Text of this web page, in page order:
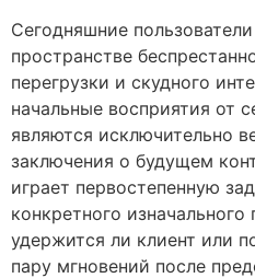
Сегодняшние
пространстве
перегрузки и скудного
начальные восприятия от
являются исключительно
заключения о будущем
играет первостепенную
конкретного
удержится ли клиент или
пару мгновений после